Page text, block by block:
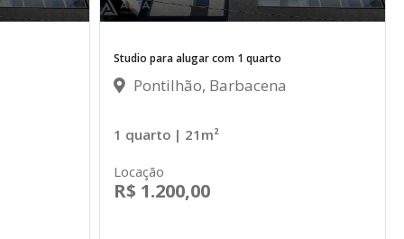
Studio para alugar com 1 quarto
Pontilhão, Barbacena
1 quarto | 21m²
Locação
R$ 1.200,00